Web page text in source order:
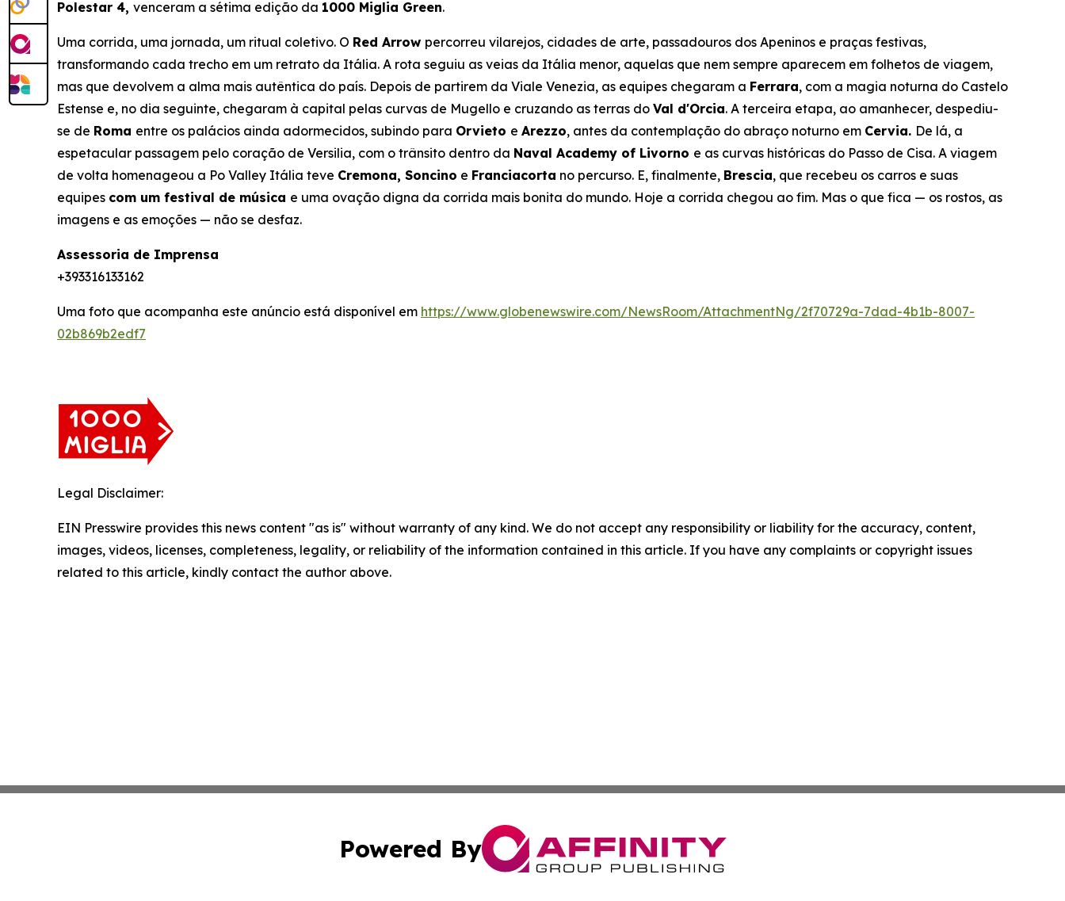
Polestar 4, venceram a sétima edição da 1000 Miglia Green.
Uma corrida, uma jornada, um ritual coletivo. O Red Arrow percorreu vilarejos, cidades de arte, passadouros dos Apeninos e praças festivas,
transformando cada trecho em um retrato da Itália. A rota seguiu as veias da Itália menor, aquelas que nem sempre aparecem em folhetos de viagem,
mas que devolvem a alma mais autêntica do país. Depois de partirem da Viale Venezia, as equipes chegaram a Ferrara, com a magia noturna do Castelo
Estense e, no dia seguinte, chegaram à capital pelas curvas de Mugello e cruzando as terras do Val d'Orcia. A terceira etapa, ao amanhecer, despediu-
se de Roma entre os palácios ainda adormecidos, subindo para Orvieto e Arezzo, antes da contemplação do abraço noturno em Cervia. De lá, a
espetacular passagem pelo coração de Versilia, com o trânsito dentro da Naval Academy of Livorno e as curvas históricas do Passo de Cisa. A viagem
de volta homenageou a Po Valley Itália teve Cremona, Soncino e Franciacorta no percurso. E, finalmente, Brescia, que recebeu os carros e suas
equipes com um festival de música e uma ovação digna da corrida mais bonita do mundo. Hoje a corrida chegou ao fim. Mas o que fica — os rostos, as
imagens e as emoções — não se desfaz.
Assessoria de Imprensa
+393316133162
Uma foto que acompanha este anúncio está disponível em https://www.globenewswire.com/NewsRoom/AttachmentNg/2f70729a-7dad-4b1b-8007-
02b869b2edf7
Legal Disclaimer:
EIN Presswire provides this news content "as is" without warranty of any kind. We do not accept any responsibility or liability for the accuracy, content,
images, videos, licenses, completeness, legality, or reliability of the information contained in this article. If you have any complaints or copyright issues
related to this article, kindly contact the author above.
Powered By